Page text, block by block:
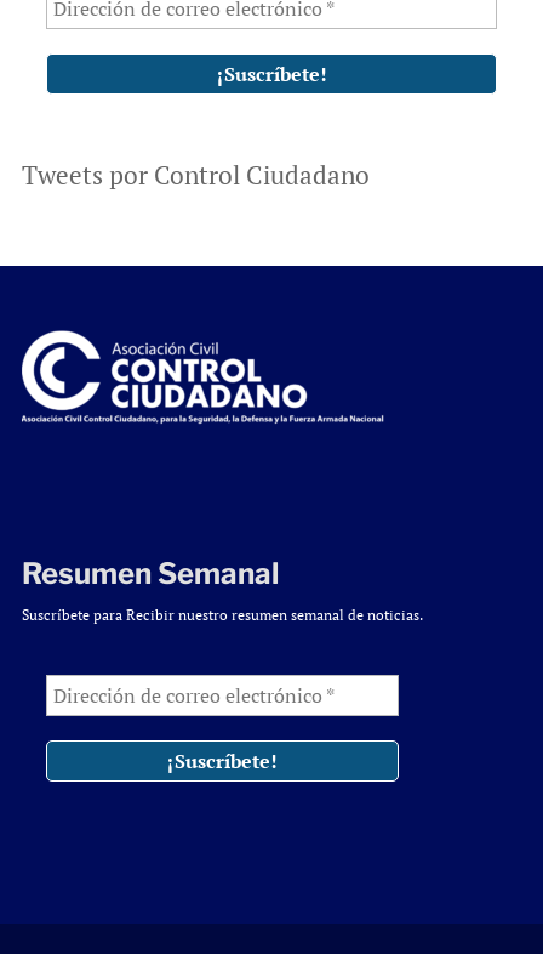
Tweets por Control Ciudadano
Resumen Semanal
Suscríbete para Recibir nuestro resumen semanal de noticias.